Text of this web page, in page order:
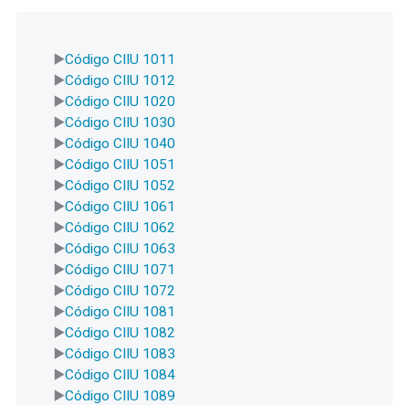
Código CIIU 1011
Código CIIU 1012
Código CIIU 1020
Código CIIU 1030
Código CIIU 1040
Código CIIU 1051
Código CIIU 1052
Código CIIU 1061
Código CIIU 1062
Código CIIU 1063
Código CIIU 1071
Código CIIU 1072
Código CIIU 1081
Código CIIU 1082
Código CIIU 1083
Código CIIU 1084
Código CIIU 1089